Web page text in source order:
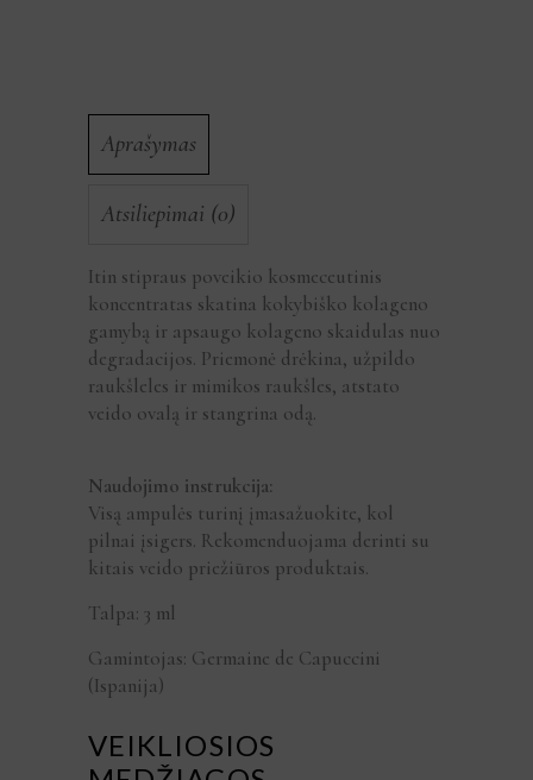
Aprašymas
Atsiliepimai (0)
Itin stipraus poveikio kosmeceutinis
koncentratas skatina kokybiško kolageno
gamybą ir apsaugo kolageno skaidulas nuo
degradacijos. Priemonė drėkina, užpildo
raukšleles ir mimikos raukšles, atstato
veido ovalą ir stangrina odą.
Naudojimo instrukcija:
Visą ampulės turinį įmasažuokite, kol
pilnai įsigers. Rekomenduojama derinti su
kitais veido priežiūros produktais.
Talpa: 3 ml
Gamintojas: Germaine de Capuccini
(Ispanija)
VEIKLIOSIOS